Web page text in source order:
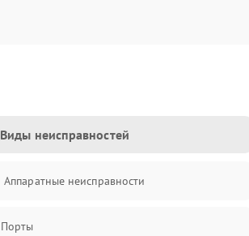
Виды неисправностей
Аппаратные неисправности
Порты